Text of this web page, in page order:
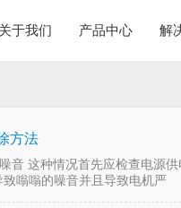
关于我们 产品中心 解
方法
音 这种情况首先应检查电源
嗡嗡的噪音并且导致电机严